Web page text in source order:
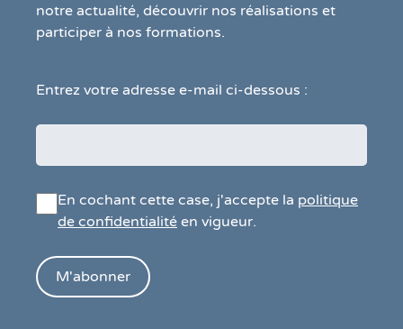
notre actualité, découvrir nos réalisations et
participer à nos formations.
Entrez votre adresse e-mail ci-dessous :
En cochant cette case, j'accepte la politique
de confidentialité en vigueur.